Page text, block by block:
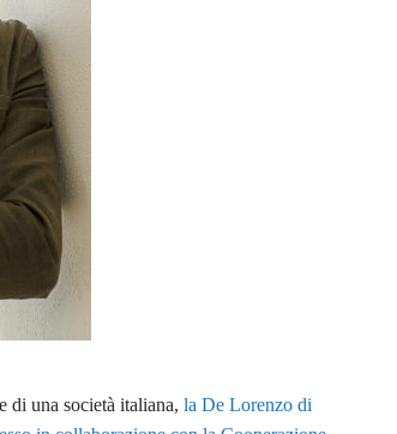
di una società italiana, la De Lorenzo di